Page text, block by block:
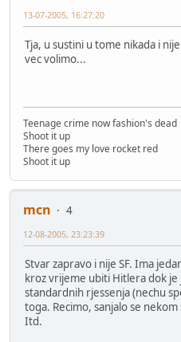
13-07-2005, 16:27:20
Tja, u sustini u tome nikada i
vec volimo...
Teenage crime now fashion's dead
Shoot it up
There goes my love rocket red
Shoot it up
mcn
4
12-08-2005, 23:23:39
Stvar zapravo i nije SF. Ima
kroz vrijeme ubiti Hitlera dok je
standardnih rjessenja (nechu
toga. Recimo, sanjalo se
Itd.